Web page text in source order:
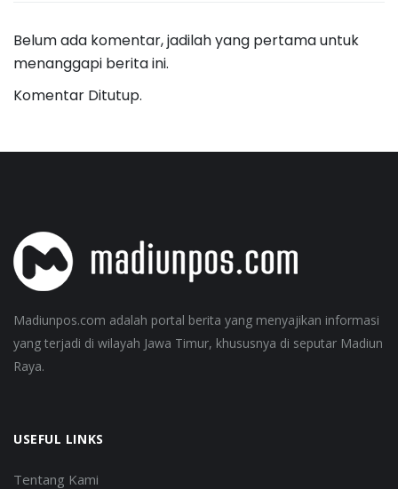
Belum ada komentar, jadilah yang pertama untuk
menanggapi berita ini.
Komentar Ditutup.
Madiunpos.com adalah portal berita yang menyajikan informasi
yang terjadi di wilayah Jawa Timur, khususnya di seputar Madiun
Raya.
USEFUL LINKS
Tentang Kami